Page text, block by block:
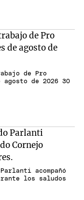
de Pro
agosto de 2026 30
acompañó
los saludos